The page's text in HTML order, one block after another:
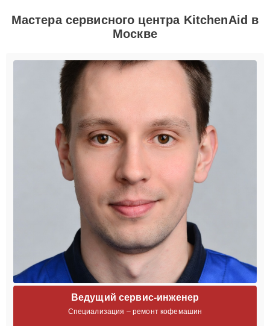
Мастера сервисного центра KitchenAid в
Москве
Ведущий сервис-инженер
Специализация – ремонт кофемашин